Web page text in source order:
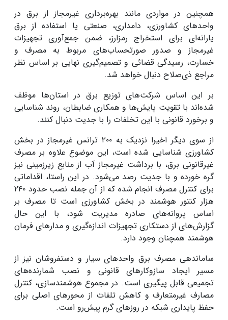
همچنین در مواردی مانند بهره‌برداری غیرمجاز از برق در
واحدهای کشاورزی، دامداری، صنعتی یا استفاده از برق
یارانه‌ای برای استخراج رمزارز، ضمن جمع‌آوری تجهیزات
غیرمجاز و صدور صورتحساب‌های مربوط به مصرف و
خسارت، رسیدگی قضائی و تصمیم‌گیری نهایی بر اساس نظر
مراجع ذی‌صلاح دنبال خواهد شد.
بر این اساس شرکت‌های توزیع برق در استان‌ها موظف‌
شده‌اند با تقویت پایش‌ها و همکاری ضابطان، روند شناسایی
و برخورد قانونی با این تخلفات را با جدیت دنبال کنند.
از سوی دیگر اخیرا نزدیک به ۲۰۰ ترانس غیرمجاز در بخش
کشاورزی شناسایی شده است، این موضوع علاوه بر مصرف
غیرقانونی برق، با برداشت غیرمجاز آب از منابع زیرزمینی نیز
گره خورده و با جدیت رصد می‌شود. در این راستا، اقداماتی
برای کنترل مصرف انجام شده که از آن جمله نصب حدود ۲۴۰
هزار کنتور هوشمند در بخش کشاورزی است تا مصرف بر
اساس پروانه‌های صادره مدیریت شود، با این حال
گزارش‌های از دستکاری تجهیزات اندازه‌گیری و مدارهای فرمان
هوشمند همچنان وجود دارد.
ساماندهی مصرف برق واحدهای سیار و دستفروشان نیز از
مسیر ایجاد سازوکارهای قانونی و نصب شمارنده‌های
تجمیعی قابل پیگیری است. در مجموع هوشمندسازی، کنترل
مصارف غیرمتعارف و کاهش تلفات از محورهای اصلی برای
حفظ پایداری شبکه در روزهای گرم پیش‌رو است.